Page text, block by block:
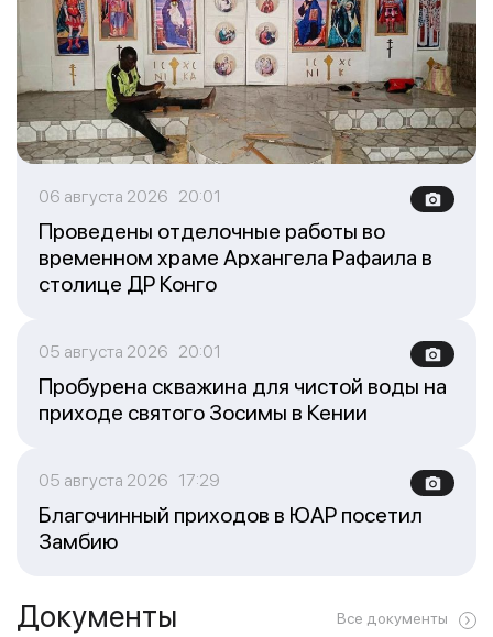
06 августа 2026 20:01
Проведены отделочные работы во
временном храме Архангела Рафаила в
столице ДР Конго
05 августа 2026 20:01
Пробурена скважина для чистой воды на
приходе святого Зосимы в Кении
05 августа 2026 17:29
Благочинный приходов в ЮАР посетил
Замбию
Документы Все документы